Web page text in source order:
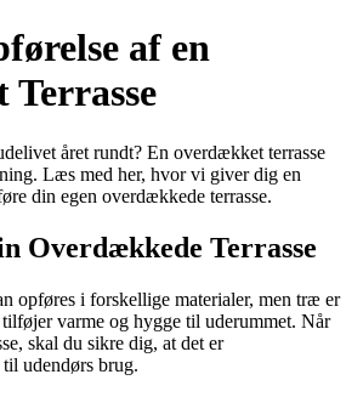
af en
året rundt? En overdækket terrasse
Læs med her, hvor vi giver dig en
din egen overdækkede terrasse.
Overdækkede Terrasse
opføres i forskellige materialer, men træ er
varme og hygge til uderummet. Når
skal du sikre dig, at det er
udendørs brug.